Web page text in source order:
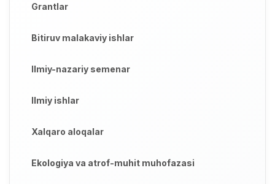
Grantlar
Bitiruv malakaviy ishlar
Ilmiy-nazariy semenar
Ilmiy ishlar
Xalqaro aloqalar
Ekologiya va atrof-muhit muhofazasi